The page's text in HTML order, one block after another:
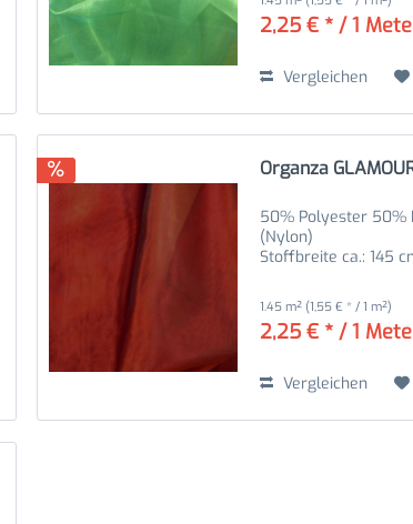
2,25 € * / 1
Vergleichen
Organza
50% Polyester 50%
(Nylon)
Stoffbreite ca.: 145
1.45 m² (1,55 € * / 1 m²)
2,25 € * / 1
Vergleichen